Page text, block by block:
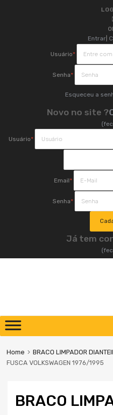
Entrar|
Usuário*
Senha*
Esqueceu a
Novo no site ?
Usuário*
Email*
Senha*
Já tem
Home BRACO LIMPADOR
FUSCA VOLKSWAGEN 1976/1995
BRACO